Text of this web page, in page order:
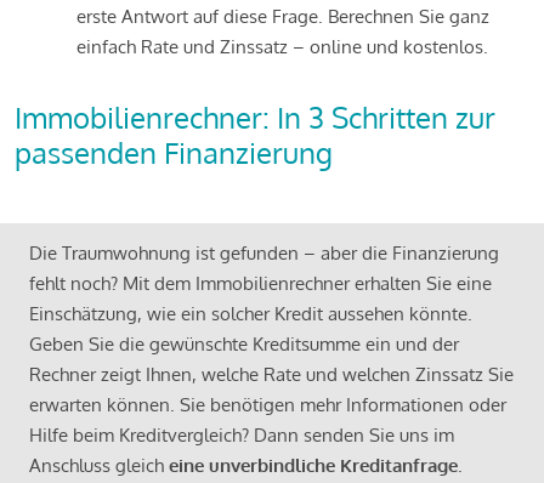
erste Antwort auf diese Frage. Berechnen Sie ganz
einfach Rate und Zinssatz – online und kostenlos.
Immobilienrechner: In 3 Schritten zur
passenden Finanzierung
Die Traumwohnung ist gefunden – aber die Finanzierung
fehlt noch? Mit dem Immobilienrechner erhalten Sie eine
Einschätzung, wie ein solcher Kredit aussehen könnte.
Geben Sie die gewünschte Kreditsumme ein und der
Rechner zeigt Ihnen, welche Rate und welchen Zinssatz Sie
erwarten können. Sie benötigen mehr Informationen oder
Hilfe beim Kreditvergleich? Dann senden Sie uns im
Anschluss gleich eine unverbindliche Kreditanfrage.